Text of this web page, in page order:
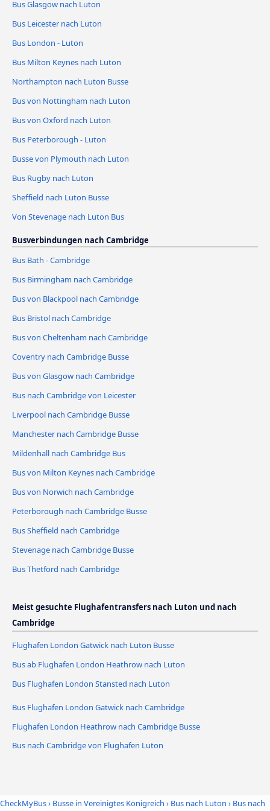
Bus Glasgow nach Luton
Bus Leicester nach Luton
Bus London - Luton
Bus Milton Keynes nach Luton
Northampton nach Luton Busse
Bus von Nottingham nach Luton
Bus von Oxford nach Luton
Bus Peterborough - Luton
Busse von Plymouth nach Luton
Bus Rugby nach Luton
Sheffield nach Luton Busse
Von Stevenage nach Luton Bus
Busverbindungen nach Cambridge
Bus Bath - Cambridge
Bus Birmingham nach Cambridge
Bus von Blackpool nach Cambridge
Bus Bristol nach Cambridge
Bus von Cheltenham nach Cambridge
Coventry nach Cambridge Busse
Bus von Glasgow nach Cambridge
Bus nach Cambridge von Leicester
Liverpool nach Cambridge Busse
Manchester nach Cambridge Busse
Mildenhall nach Cambridge Bus
Bus von Milton Keynes nach Cambridge
Bus von Norwich nach Cambridge
Peterborough nach Cambridge Busse
Bus Sheffield nach Cambridge
Stevenage nach Cambridge Busse
Bus Thetford nach Cambridge
Meist gesuchte Flughafentransfers nach Luton und nach
Cambridge
Flughafen London Gatwick nach Luton Busse
Bus ab Flughafen London Heathrow nach Luton
Bus Flughafen London Stansted nach Luton
Bus Flughafen London Gatwick nach Cambridge
Flughafen London Heathrow nach Cambridge Busse
Bus nach Cambridge von Flughafen Luton
CheckMyBus› Busse in Vereinigtes Königreich › Bus nach Luton › Bus nach